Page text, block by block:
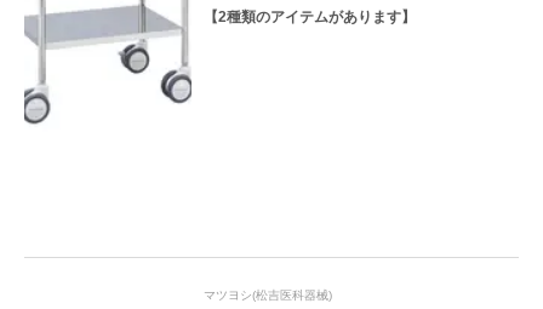
【2種類のアイテムがあります】
マツヨシ(松吉医科器械)